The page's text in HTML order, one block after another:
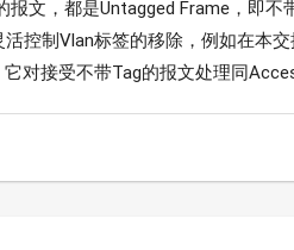
文，都是Untagged Frame，即
控制Vlan标签的移除，例如在本
对接受不带Tag的报文处理同